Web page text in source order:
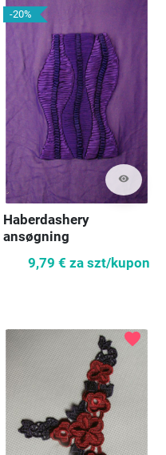
-20%
visibility
Haberdashery
ansøgning
9,79 € za szt/kupon
favorite